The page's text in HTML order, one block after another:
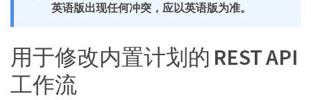
英语版出现任何冲突，应以英语版为准。
用于修改内置计划的 REST API
工作流